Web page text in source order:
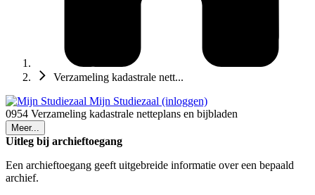
Verzameling kadastrale nett...
Mijn Studiezaal (inloggen)
0954 Verzameling kadastrale netteplans en bijbladen
Meer...
Uitleg bij archieftoegang
Een archieftoegang geeft uitgebreide informatie over een bepaald
archief.